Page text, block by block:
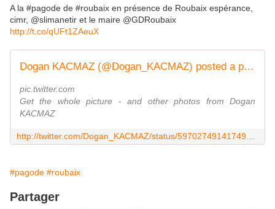
A la #pagode de #roubaix en présence de Roubaix espérance,
cimr, @slimanetir et le maire @GDRoubaix
http://t.co/qUFt1ZAeuX
Dogan KACMAZ (@Dogan_KACMAZ) posted a photo on Twitter
pic.twitter.com
Get the whole picture - and other photos from Dogan
KACMAZ
#pagode #roubaix
Partager